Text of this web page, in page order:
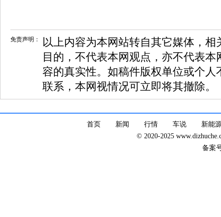
免责声明：
以上内容为本网站转自其它媒体，
目的，不代表本网观点，亦不代表
容的真实性。如稿件版权单位或个
联系，本网视情况可立即将其撤除。
首页 新闻 行情 车说
新能
© 2020-2025
备案